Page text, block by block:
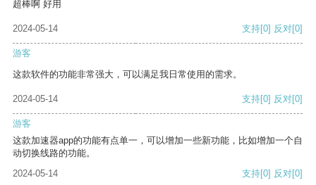
超棒啊 好用
2024-05-14 支持[0] 反对[0]
游客
这款软件的功能非常强大，可以满足我日常使用的需求。
2024-05-14 支持[0] 反对[0]
游客
这款加速器app的功能有点单一，可以增加一些新功能，比如增加一个自
动切换线路的功能。
2024-05-14
支持[0] 反对[0]